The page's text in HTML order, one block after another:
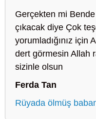
Gerçekten mi
çıkacak diye Çok
yorumladığınız için
dert görmesin Allah
sizinle olsun
Ferda Tan
Rüyada ölmüş